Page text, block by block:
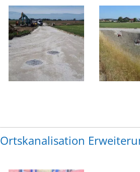
Ortskanalisation